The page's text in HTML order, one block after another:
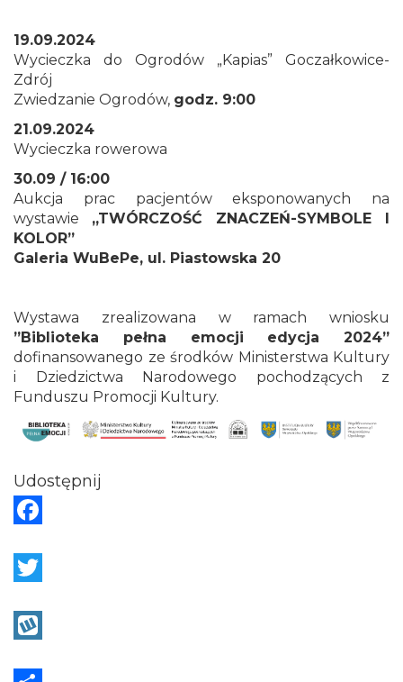
19.09.2024
Wycieczka do Ogrodów „Kapias” Goczałkowice-
Zdrój
Zwiedzanie Ogrodów, godz. 9:00
21.09.2024
Wycieczka rowerowa
30.09 / 16:00
Aukcja prac pacjentów eksponowanych na
wystawie „TWÓRCZOŚĆ ZNACZEŃ-SYMBOLE I
KOLOR”
Galeria WuBePe, ul. Piastowska 20
Wystawa zrealizowana w ramach wniosku
”Biblioteka pełna emocji edycja 2024”
dofinansowanego ze środków Ministerstwa Kultury
i Dziedzictwa Narodowego pochodzących z
Funduszu Promocji Kultury.
Udostępnij
a
e
w